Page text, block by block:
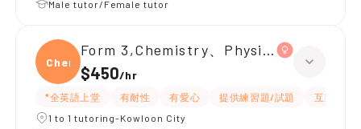
Male tutor/Female tutor
Chemi
Form 3,Chemistry、Physics
$450/hr
*全英語上堂 有耐性 有愛心 提供練習題/試題
互動教學
1 to 1 tutoring-Kowloon City